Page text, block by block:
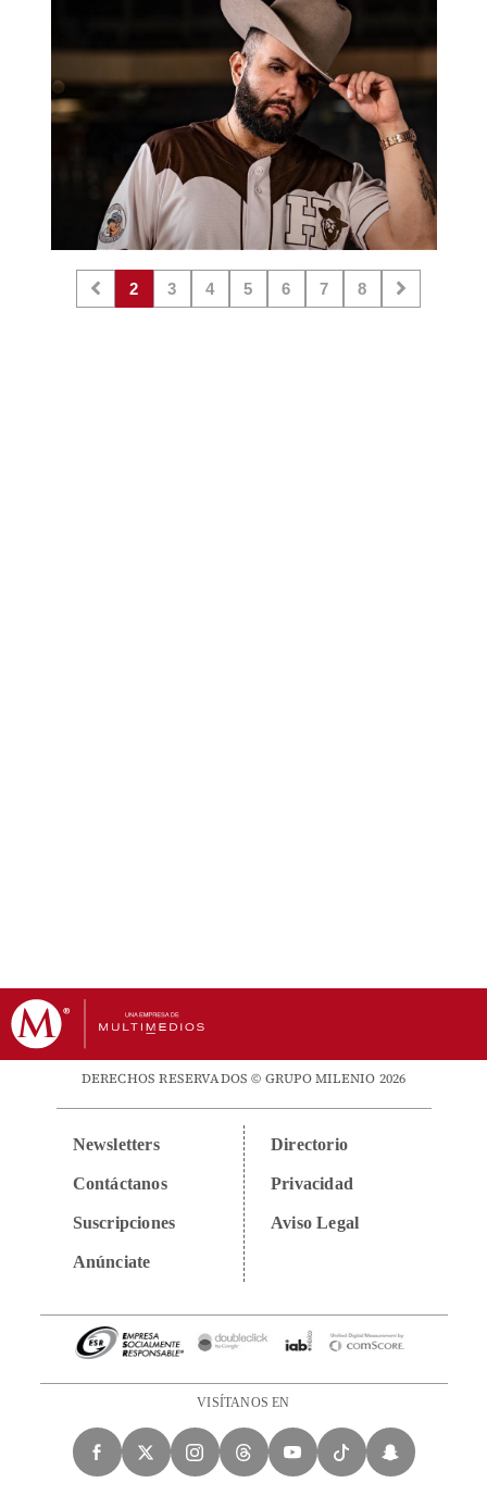
2 3 4 5 6 7 8
DERECHOS RESERVADOS © GRUPO MILENIO 2026
Newsletters
Contáctanos
Suscripciones
Anúnciate
Directorio
Privacidad
Aviso Legal
VISÍTANOS EN